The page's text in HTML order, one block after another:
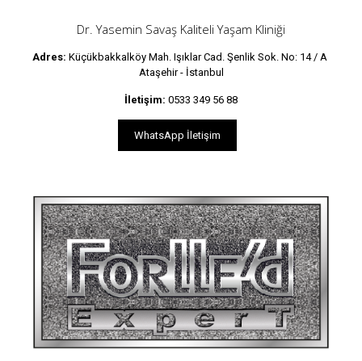
Dr. Yasemin Savaş Kaliteli Yaşam Kliniği
Adres: Küçükbakkalköy Mah. Işıklar Cad. Şenlik Sok. No: 14 / A
Ataşehir - İstanbul
İletişim: 0533 349 56 88
WhatsApp İletişim